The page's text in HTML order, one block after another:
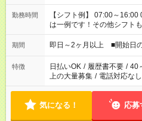
勤務時間
【シフト例】 07:00～16:00
は一例です！その他シフト
期間 即日～2ヶ月以上 ■開始日
特徴 日払いOK / 履歴書不要 / 40
上の大量募集 / 電話対応なし
気になる！ 応募